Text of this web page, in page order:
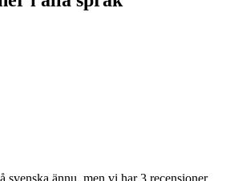
svenska ännu, men vi har 3 recensioner